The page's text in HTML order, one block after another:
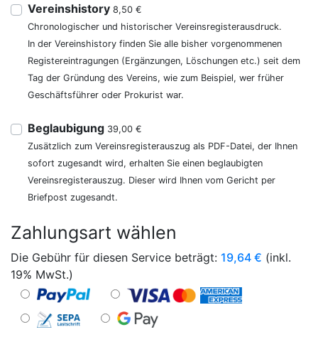
Vereinshistory 8,50 €
Chronologischer und historischer Vereinsregisterausdruck.
In der Vereinshistory finden Sie alle bisher vorgenommenen
Registereintragungen (Ergänzungen, Löschungen etc.) seit dem
Tag der Gründung des Vereins, wie zum Beispiel, wer früher
Geschäftsführer oder Prokurist war.
Beglaubigung 39,00 €
Zusätzlich zum Vereinsregisterauszug als PDF-Datei, der Ihnen
sofort zugesandt wird, erhalten Sie einen beglaubigten
Vereinsregisterauszug. Dieser wird Ihnen vom Gericht per
Briefpost zugesandt.
Zahlungsart wählen
Die Gebühr für diesen Service beträgt: 19,64 € (inkl.
19% MwSt.)